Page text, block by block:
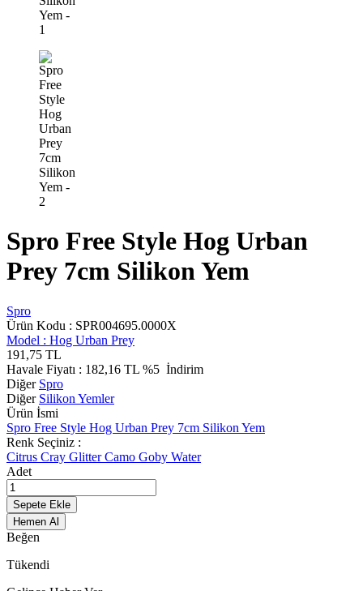
Spro Free Style Hog Urban
Prey 7cm Silikon Yem
Spro
Ürün Kodu : SPR004695.0000X
Model : Hog Urban Prey
191,75 TL
Havale Fiyatı : 182,16 TL %5 İndirim
Diğer Spro
Diğer Silikon Yemler
Ürün İsmi
Spro Free Style Hog Urban Prey 7cm Silikon Yem
Renk Seçiniz :
Citrus Cray Glitter Camo Goby Water
Adet
Sepete Ekle
Hemen Al
Beğen
Tükendi